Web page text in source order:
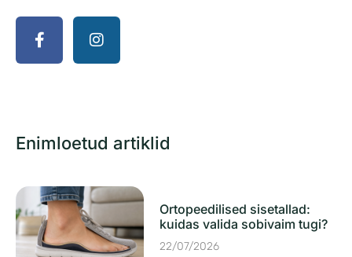
Enimloetud artiklid
Ortopeedilised sisetallad:
kuidas valida sobivaim tugi?
22/07/2026